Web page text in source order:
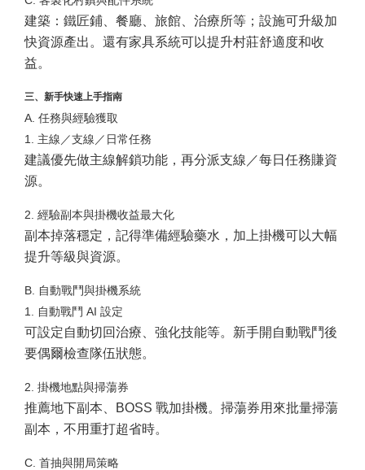
建築：鐵匠鋪、餐廳、旅館、治療所等；設施可升級加
快資源產出。還有家具系統可以提升村莊舒適度和收
益。
三、新手快速上手指南
A. 任務與經驗獲取
1. 主線／支線／日常任務
建議優先做主線解鎖功能，再分派支線／每日任務賺資
源。
2. 經驗副本與掛機收益最大化
副本掉落穩定，記得準備經驗藥水，加上掛機可以大幅
提升等級與資源。
B. 自動戰鬥與掛機系統
1. 自動戰鬥 AI 設定
可設定自動切回治療、強化技能等。新手開自動戰鬥後
要偶爾檢查隊伍狀態。
2. 掛機地點與掃蕩券
推薦地下副本、BOSS 戰加掛機。掃蕩券用來批量掃蕩
副本，不用重打超省時。
C. 首抽與開局策略